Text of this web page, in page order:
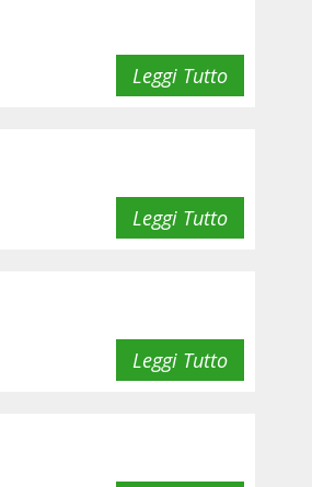
Leggi Tutto
Leggi Tutto
Leggi Tutto